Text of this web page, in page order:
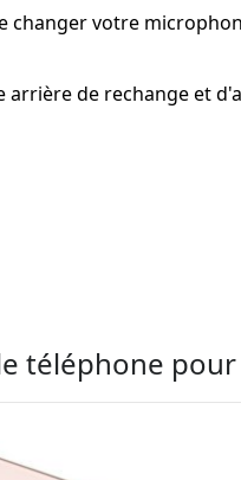
changer votre
arrière de rechange et
téléphone